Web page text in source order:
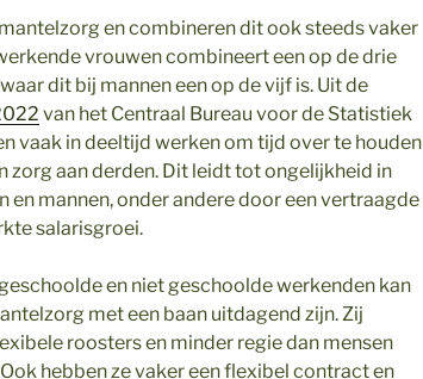
en combineren dit ook steeds vaker
vrouwen combineert een op de drie
dit bij mannen een op de vijf is. Uit de
van het Centraal Bureau voor de Statistiek
vaak in deeltijd werken om tijd over te houden
zorg aan derden. Dit leidt tot ongelijkheid in
en mannen, onder andere door een vertraagde
salarisgroei.
en niet geschoolde werkenden kan
met een baan uitdagend zijn. Zij
roosters en minder regie dan mensen
hebben ze vaker een flexibel contract en